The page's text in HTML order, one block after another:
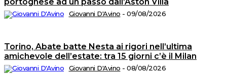
portoghese ad un passo dall’Aston Villa
Giovanni D'Avino - 09/08/2026
Torino, Abate batte Nesta ai rigori nell’ultima
amichevole dell’estate: tra 15 giorni c’è il Milan
Giovanni D'Avino - 08/08/2026